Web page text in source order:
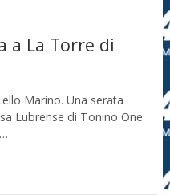
a La Torre di
Marino. Una serata
Lubrense di Tonino One